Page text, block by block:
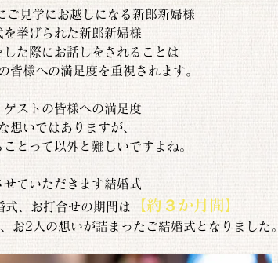
ご見学にお越しになる新郎新婦様
を挙げられた新郎新婦様
た際にお話しをされることは
皆様への満足度を重視されます。
ゲストの皆様への満足度
想いではありますが、
とって以外と難しいですよね。
せていただきます結婚式
式、お打合せの期間は
【約３か月間】
お2人の想いが詰まったご結婚式となりました。